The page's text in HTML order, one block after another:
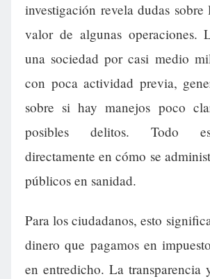
investigación revela dudas sobre
valor de algunas operaciones.
una sociedad por casi medio
con poca actividad previa,
sobre si hay manejos poco
posibles delitos. Todo
directamente en cómo se
públicos en sanidad.
Para los ciudadanos, esto
dinero que pagamos en
en entredicho. La transparencia